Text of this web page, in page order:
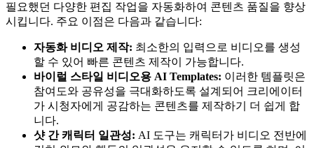
필요했던 다양한 편집 작업을 자동화하여 콘텐츠 품질을 향상
시킵니다. 주요 이점은 다음과 같습니다:
자동화 비디오 제작: 최소한의 입력으로 비디오를 생성
할 수 있어 빠른 콘텐츠 제작이 가능합니다.
바이럴 스타일 비디오용 AI Templates: 이러한 템플릿은
참여도와 공유성을 극대화하도록 설계되어 크리에이터
가 시청자에게 공감하는 콘텐츠를 제작하기 더 쉽게 합
니다.
샷 간 캐릭터 일관성: AI 도구는 캐릭터가 비디오 전반에